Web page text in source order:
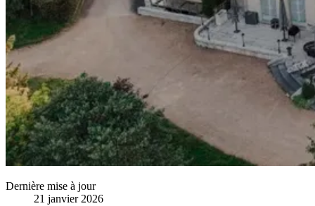
Dernière mise à jour
21 janvier 2026